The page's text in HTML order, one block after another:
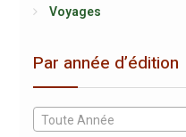
Voyages
Par année d’édition
Toute Année